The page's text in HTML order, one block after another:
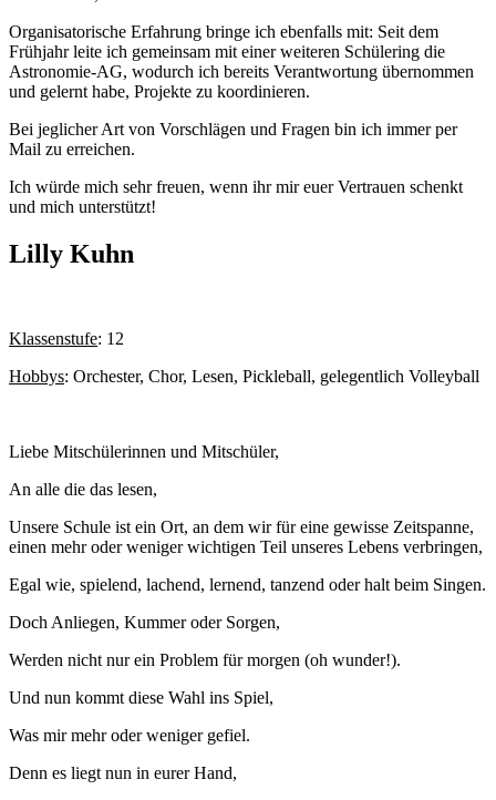
Organisatorische Erfahrung bringe ich ebenfalls mit: Seit dem
Frühjahr leite ich gemeinsam mit einer weiteren Schülering die
Astronomie-AG, wodurch ich bereits Verantwortung übernommen
und gelernt habe, Projekte zu koordinieren.
Bei jeglicher Art von Vorschlägen und Fragen bin ich immer per
Mail zu erreichen.
Ich würde mich sehr freuen, wenn ihr mir euer Vertrauen schenkt
und mich unterstützt!
Lilly Kuhn
Klassenstufe: 12
Hobbys: Orchester, Chor, Lesen, Pickleball, gelegentlich Volleyball
Liebe Mitschülerinnen und Mitschüler,
An alle die das lesen,
Unsere Schule ist ein Ort, an dem wir für eine gewisse Zeitspanne,
einen mehr oder weniger wichtigen Teil unseres Lebens verbringen,
Egal wie, spielend, lachend, lernend, tanzend oder halt beim Singen.
Doch Anliegen, Kummer oder Sorgen,
Werden nicht nur ein Problem für morgen (oh wunder!).
Und nun kommt diese Wahl ins Spiel,
Was mir mehr oder weniger gefiel.
Denn es liegt nun in eurer Hand,